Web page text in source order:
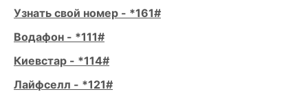
Узнать свой номер - *161#
Водафон - *111#
Киевстар - *114#
Лайфселл - *121#